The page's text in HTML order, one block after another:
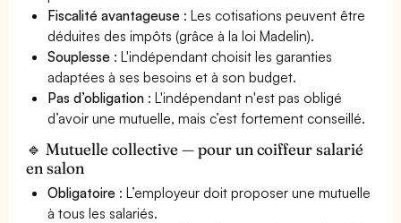
Fiscalité avantageuse : Les cotisations peuvent être
déduites des impôts (grâce à la loi Madelin).
Souplesse : L'indépendant choisit les garanties
adaptées à ses besoins et à son budget.
Pas d’obligation : L'indépendant n'est pas obligé
d’avoir une mutuelle, mais c’est fortement conseillé.
🔹 Mutuelle collective — pour un coiffeur salarié
en salon
Obligatoire : L’employeur doit proposer une mutuelle
à tous les salariés.